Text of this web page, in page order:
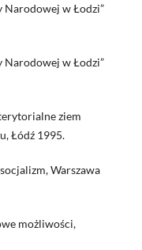
Narodowej w Łodzi”
Narodowej w Łodzi”
ziem
Łódź 1995.
Warszawa
możliwości,